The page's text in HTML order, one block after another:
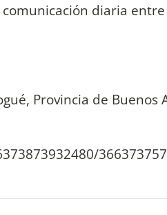
diaria
Provincia de Buenos